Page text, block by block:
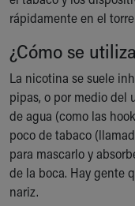
Ronald McDonald
Symptom Checker
Price Estimates
Family Supports
Sports Health
New Parents
Find a
Find a
rápidamente en el
¿Cómo se
La nicotina se suele
pipas, o por medio del
de agua (como las
poco de tabaco
para mascarlo y
de la boca. Hay gente
nariz.